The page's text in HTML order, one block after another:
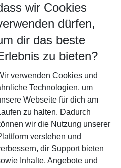
Grand
of Art
verfügbar.
wir Cookies
dürfen,
dir das beste
zu bieten?
verwenden Cookies und
Technologien, um
Webseite für dich am
zu halten. Dadurch
wir die Nutzung unserer
verstehen und
dir Support bieten
Inhalte, Angebote und